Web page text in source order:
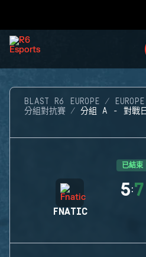
BLAST R6 EUROPE
分組對抗賽
分組 A - 對戰
已結束
FNATIC
5:7